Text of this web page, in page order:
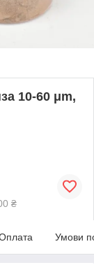
10-60 μm,
₴
Умови